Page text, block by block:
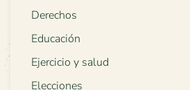
Derechos
Educación
Ejercicio y salud
Elecciones